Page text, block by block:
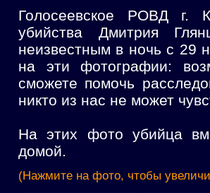
Голосеевское РОВД г.
убийства Дмитрия
неизвестным в ночь с 29
на эти фотографии:
сможете помочь
никто из нас не может
На этих фото убийца
домой.
(Нажмите на фото, чтобы